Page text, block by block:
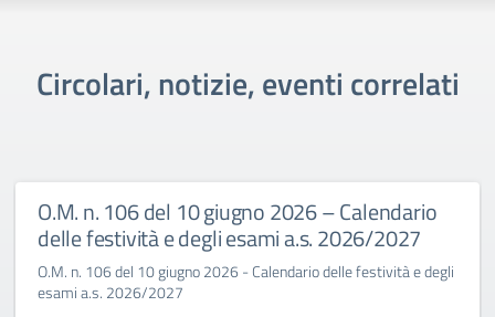
Circolari, notizie, eventi correlati
O.M. n. 106 del 10 giugno 2026 – Calendario
delle festività e degli esami a.s. 2026/2027
O.M. n. 106 del 10 giugno 2026 - Calendario delle festività e degli
esami a.s. 2026/2027